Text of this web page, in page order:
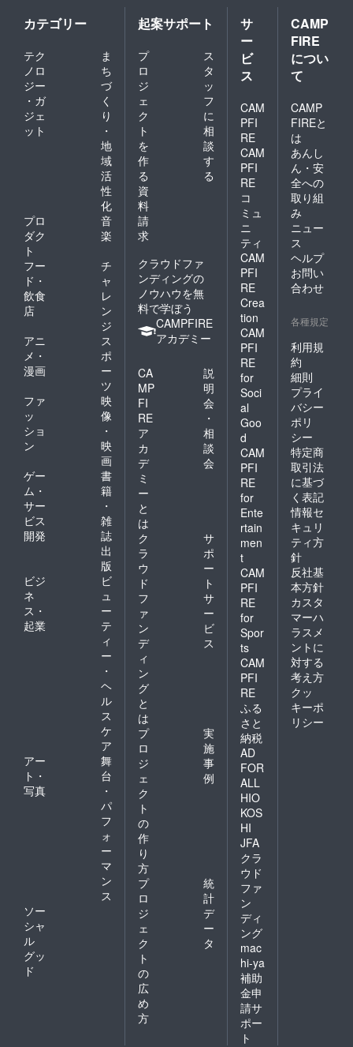
カテゴリー
テク
ノロ
ジー
・ガ
ジェ
ット
ま
ち
づ
く
り
・
地
域
活
性
化
プロ
ダク
ト
音
楽
フー
ド・
飲食
店
チ
ャ
レ
ン
ジ
アニ
メ・
漫画
ス
ポ
ー
ツ
ファ
ッ
ショ
ン
映
像
・
映
画
ゲー
ム・
サー
ビス
開発
書
籍
・
雑
誌
出
版
ビジ
ネ
ス・
起業
ビ
ュ
ー
テ
ィ
ー
・
ヘ
ル
ス
ケ
ア
アー
ト・
写真
舞
台
・
パ
フ
ォ
ー
マ
ン
ス
ソー
シャ
ル
グッ
ド
起案サポート
プ
ロ
ジ
ェ
ク
ト
を
作
る
ス
タ
ッ
フ
に
相
談
す
る
資
料
請
求
クラウドファ
ンディングの
ノウハウを無
料で学ぼう
CAMPFIRE
アカデミー
CA
MP
FI
RE
ア
カ
デ
ミ
ー
と
は
説
明
会
・
相
談
会
ク
ラ
ウ
ド
フ
ァ
ン
デ
ィ
ン
グ
と
は
サ
ポ
ー
ト
サ
ー
ビ
ス
プ
ロ
ジ
ェ
ク
ト
の
作
り
方
実
施
事
例
プ
ロ
ジ
ェ
ク
ト
の
広
め
方
統
計
デ
ー
タ
サ
ー
ビ
ス
CAM
PFI
RE
CAM
PFI
RE
コ
ミュ
ニ
ティ
CAM
PFI
RE
Crea
tion
CAM
PFI
RE
for
Soci
al
Goo
d
CAM
PFI
RE
for
Ente
rtain
men
t
CAM
PFI
RE
for
Spor
ts
CAM
PFI
RE
ふる
さと
納税
AD
FOR
ALL
HIO
KOS
HI
JFA
クラ
ウド
ファ
ン
ディ
ング
mac
hi-ya
補助
金申
請サ
ポー
ト
CAMP
FIRE
につい
て
CAMP
FIREと
は
あんし
ん・安
全への
取り組
み
ニュー
ス
ヘルプ
お問い
合わせ
各種規定
利用規
約
細則
プライ
バシー
ポリ
シー
特定商
取引法
に基づ
く表記
情報セ
キュリ
ティ方
針
反社基
本方針
カスタ
マーハ
ラスメ
ントに
対する
考え方
クッ
キーポ
リシー